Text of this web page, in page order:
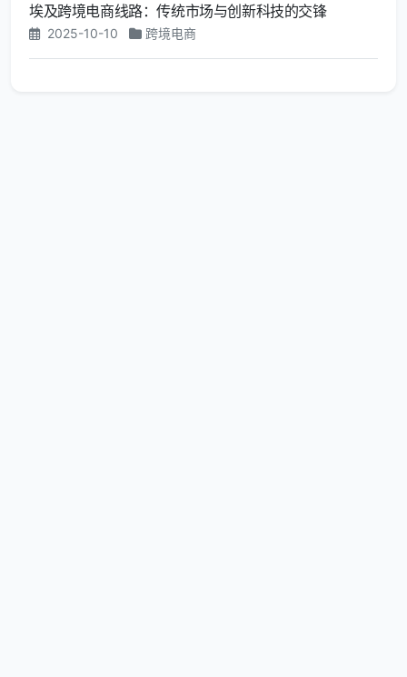
埃及跨境电商线路：传统市场与创新科技的交锋
2025-10-10 跨境电商